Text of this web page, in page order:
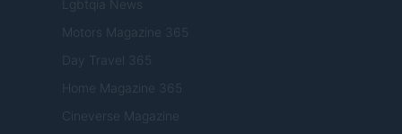
Lgbtqia News
Motors Magazine 365
Day Travel 365
Home Magazine 365
Cineverse Magazine